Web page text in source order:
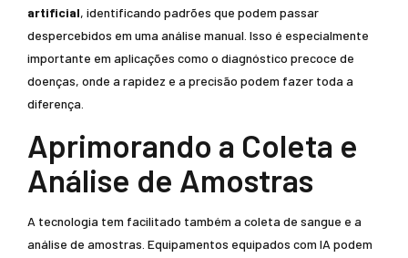
artificial, identificando padrões que podem passar
despercebidos em uma análise manual. Isso é especialmente
importante em aplicações como o diagnóstico precoce de
doenças, onde a rapidez e a precisão podem fazer toda a
diferença.
Aprimorando a Coleta e
Análise de Amostras
A tecnologia tem facilitado também a coleta de sangue e a
análise de amostras. Equipamentos equipados com IA podem